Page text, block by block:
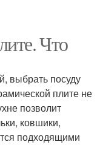
Что
выбрать посуду
плите не
позволит
ковшики,
подходящими